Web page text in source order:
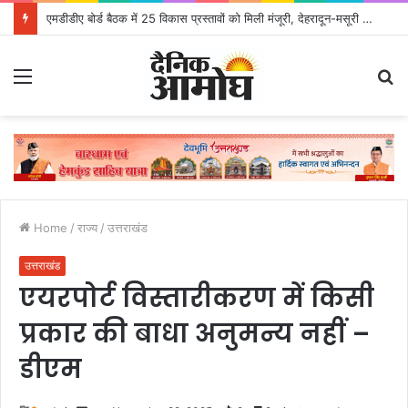
एमडीडीए बोर्ड बैठक में 25 विकास प्रस्तावों को मिली मंजूरी, देहरादून-मसूरी के नियोजित विकास को मिलेगी रफ्तार
Home / राज्य / उत्तराखंड
उत्तराखंड
एयरपोर्ट विस्तारीकरण में किसी
प्रकार की बाधा अनुमन्य नहीं –
डीएम